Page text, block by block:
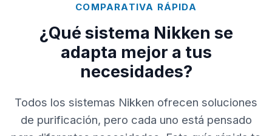
COMPARATIVA RÁPIDA
¿Qué sistema Nikken se
adapta mejor a tus
necesidades?
Todos los sistemas Nikken ofrecen soluciones
de purificación, pero cada uno está pensado